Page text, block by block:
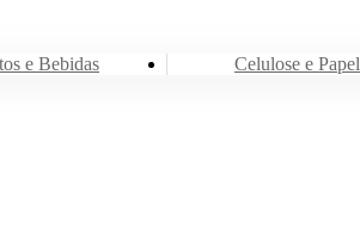
e Bebidas Celulose e Papel